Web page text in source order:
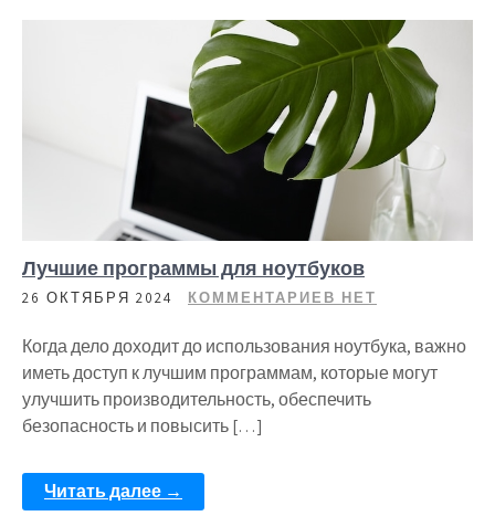
Лучшие программы для ноутбуков
26 ОКТЯБРЯ 2024 КОММЕНТАРИЕВ НЕТ
Когда дело доходит до использования ноутбука, важно
иметь доступ к лучшим программам, которые могут
улучшить производительность, обеспечить
безопасность и повысить […]
Читать далее →